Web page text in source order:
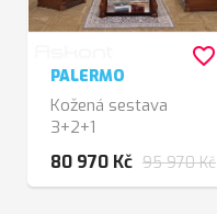
PALERMO
Kožená sestava
3+2+1
80 970 Kč 95 970 Kč
favorite_border